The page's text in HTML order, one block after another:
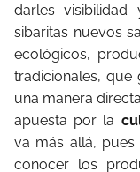
darles
sibaritas nuevos
ecológicos,
tradicionales, que
una manera
apuesta por la
va más allá,
conocer los